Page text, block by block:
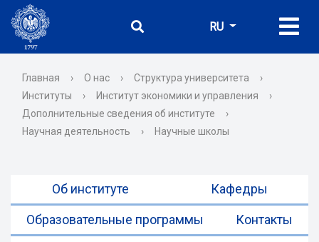
RU
Главная › О нас › Структура университета
›
Институты
› Институт экономики и управления
›
Дополнительные сведения об институте
›
Научная деятельность
› Научные школы
Об институте Кафедры
Образовательные программы Контакты